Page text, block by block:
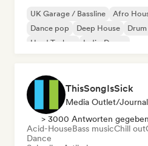
UK Garage / Bassline
Afro
Dance pop
Deep House
Hard Techno
Indie-Dance
ThisSongIsSick
Media Outlet/
> 3000 Antworten gegeben
Acid-HouseBass musicChill out
Dance